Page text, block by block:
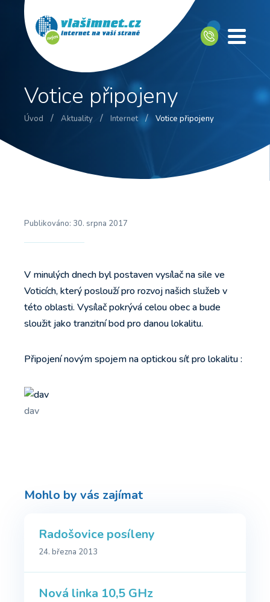
Votice připojeny
Úvod / Aktuality / Internet / Votice připojeny
Publikováno: 30. srpna 2017
V minulých dnech byl postaven vysílač na sile ve
Voticích, který poslouží pro rozvoj našich služeb v
této oblasti. Vysílač pokrývá celou obec a bude
sloužit jako tranzitní bod pro danou lokalitu.
Připojení novým spojem na optickou síť pro lokalitu :
dav
Mohlo by vás zajímat
Radošovice posíleny
24. března 2013
Nová linka 10,5 GHz